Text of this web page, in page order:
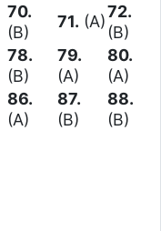
70.
(B)
71. (A)
72.
(B)
78.
(B)
79.
(A)
80.
(A)
86.
(A)
87.
(B)
88.
(B)